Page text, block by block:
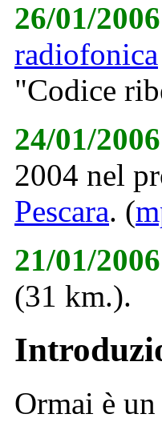
26/01/
radiofonica
"Codice
24/01/
2004 nel
Pescara. (
21/01/
(31 km.).
Ormai è